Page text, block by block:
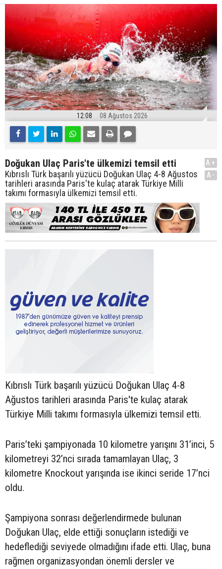
12:08 08 Ağustos 2026
Doğukan Ulaç Paris'te ülkemizi temsil etti
Kıbrıslı Türk başarılı yüzücü Doğukan Ulaç 4-8 Ağustos
tarihleri arasında Paris'te kulaç atarak Türkiye Milli
takımı formasıyla ülkemizi temsil etti.
A+
A-
Kıbrıslı Türk başarılı yüzücü Doğukan Ulaç 4-8
Ağustos tarihleri arasında Paris'te kulaç atarak
Türkiye Milli takımı formasıyla ülkemizi temsil etti.
Paris’teki şampiyonada 10 kilometre yarışını 31’inci, 5
kilometreyi 32’nci sırada tamamlayan Ulaç, 3
kilometre Knockout yarışında ise ikinci seride 17’nci
oldu.
Şampiyona sonrası değerlendirmede bulunan
Doğukan Ulaç, elde ettiği sonuçların istediği ve
hedeflediği seviyede olmadığını ifade etti. Ulaç, buna
rağmen organizasyondan önemli dersler ve